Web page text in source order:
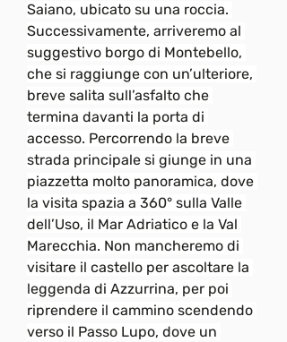
Saiano, ubicato su una roccia.
Successivamente, arriveremo al
suggestivo borgo di Montebello,
che si raggiunge con un’ulteriore,
breve salita sull’asfalto che
termina davanti la porta di
accesso. Percorrendo la breve
strada principale si giunge in una
piazzetta molto panoramica, dove
la visita spazia a 360° sulla Valle
dell’Uso, il Mar Adriatico e la Val
Marecchia. Non mancheremo di
visitare il castello per ascoltare la
leggenda di Azzurrina, per poi
riprendere il cammino scendendo
verso il Passo Lupo, dove un